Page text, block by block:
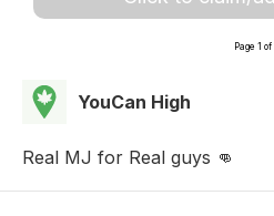
Page 1 of
YouCan High
Real MJ for Real guys 👊